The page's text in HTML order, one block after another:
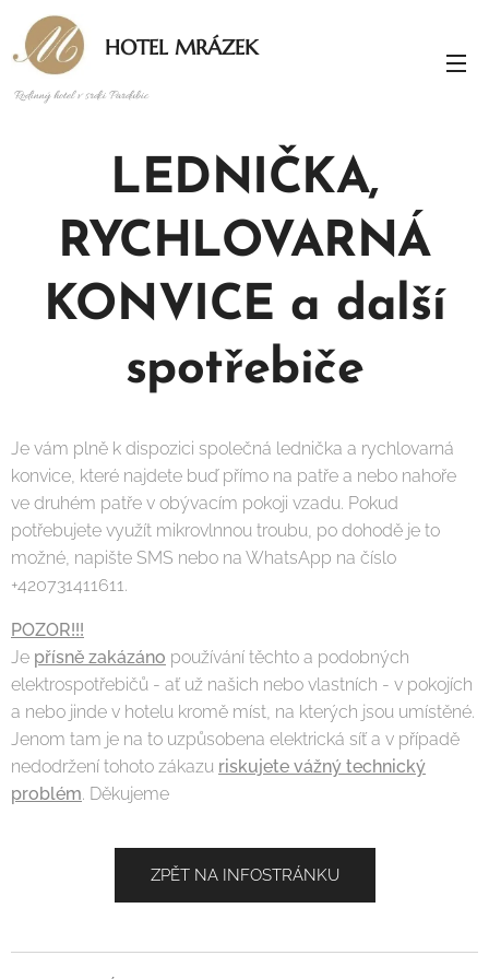
HOTEL MRÁZEK
Rodinný hotel v srdci Pardubic
LEDNIČKA,
RYCHLOVARNÁ
KONVICE a další
spotřebiče
Je vám plně k dispozici společná lednička a rychlovarná
konvice, které najdete buď přímo na patře a nebo nahoře
ve druhém patře v obývacím pokoji vzadu. Pokud
potřebujete využít mikrovlnnou troubu, po dohodě je to
možné, napište SMS nebo na WhatsApp na číslo
+420731411611.
POZOR!!!
Je přísně zakázáno používání těchto a podobných
elektrospotřebičů - ať už našich nebo vlastních - v pokojích
a nebo jinde v hotelu kromě míst, na kterých jsou umístěné.
Jenom tam je na to uzpůsobena elektrická síť a v případě
nedodržení tohoto zákazu riskujete vážný technický
problém. Děkujeme
ZPĚT NA INFOSTRÁNKU